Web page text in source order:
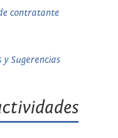
contratante
y Sugerencias